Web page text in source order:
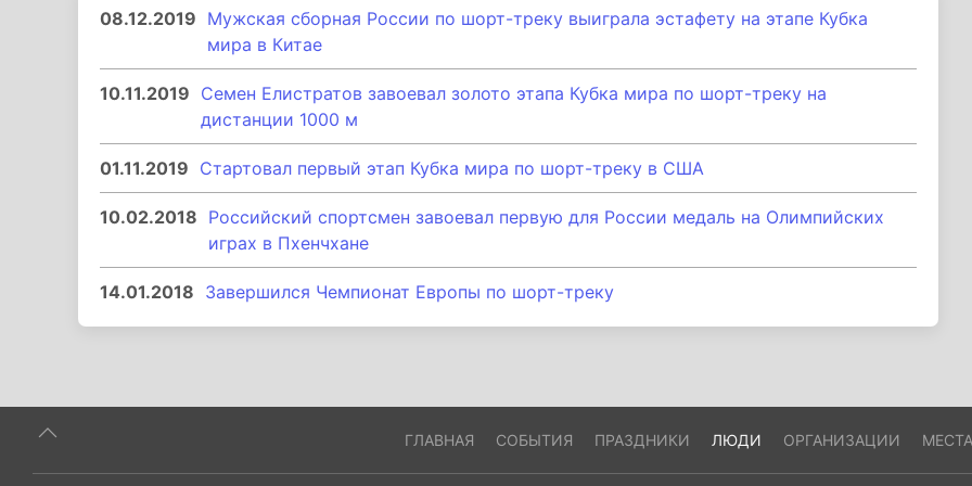
08.12.2019 Мужская сборная России по шорт-треку выиграла эстафету на этапе Кубка
мира в Китае
10.11.2019 Семен Елистратов завоевал золото этапа Кубка мира по шорт-треку на
дистанции 1000 м
01.11.2019 Стартовал первый этап Кубка мира по шорт-треку в США
10.02.2018 Российский спортсмен завоевал первую для России медаль на Олимпийских
играх в Пхенчхане
14.01.2018 Завершился Чемпионат Европы по шорт-треку
ГЛАВНАЯ СОБЫТИЯ ПРАЗДНИКИ ЛЮДИ ОРГАНИЗАЦИИ МЕСТА